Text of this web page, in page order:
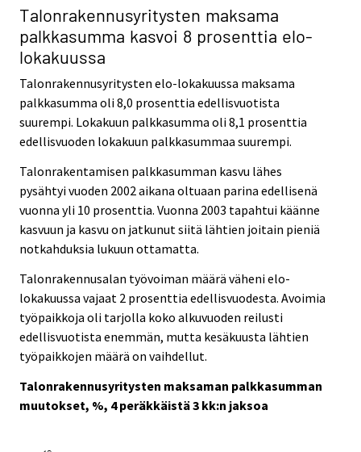
Talonrakennusyritysten maksama
palkkasumma kasvoi 8 prosenttia elo-
lokakuussa
Talonrakennusyritysten elo-lokakuussa maksama
palkkasumma oli 8,0 prosenttia edellisvuotista
suurempi. Lokakuun palkkasumma oli 8,1 prosenttia
edellisvuoden lokakuun palkkasummaa suurempi.
Talonrakentamisen palkkasumman kasvu lähes
pysähtyi vuoden 2002 aikana oltuaan parina edellisenä
vuonna yli 10 prosenttia. Vuonna 2003 tapahtui käänne
kasvuun ja kasvu on jatkunut siitä lähtien joitain pieniä
notkahduksia lukuun ottamatta.
Talonrakennusalan työvoiman määrä väheni elo-
lokakuussa vajaat 2 prosenttia edellisvuodesta. Avoimia
työpaikkoja oli tarjolla koko alkuvuoden reilusti
edellisvuotista enemmän, mutta kesäkuusta lähtien
työpaikkojen määrä on vaihdellut.
Talonrakennusyritysten maksaman palkkasumman
muutokset, %, 4 peräkkäistä 3 kk:n jaksoa